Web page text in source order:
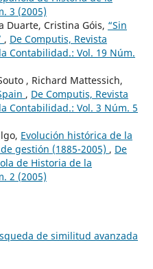
3 (2005)
Duarte, Cristina Góis, “Sin
, De Computis, Revista
Contabilidad.: Vol. 19 Núm.
, Richard Mattessich,
, De Computis, Revista
Contabilidad.: Vol. 3 Núm. 5
Evolución histórica de la
gestión (1885-2005) , De
de Historia de la
2 (2005)
de similitud avanzada